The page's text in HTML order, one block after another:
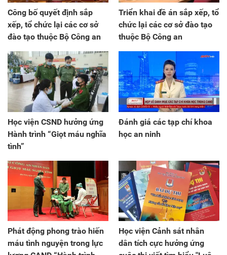
Công bố quyết định sắp
xếp, tổ chức lại các cơ sở
đào tạo thuộc Bộ Công an
Triển khai đề án sắp xếp, tổ
chức lại các cơ sở đào tạo
thuộc Bộ Công an
Học viện CSND hưởng ứng
Hành trình “Giọt máu nghĩa
tình”
Đánh giá các tạp chí khoa
học an ninh
Phát động phong trào hiến
máu tình nguyện trong lực
Học viện Cảnh sát nhân
dân tích cực hưởng ứng